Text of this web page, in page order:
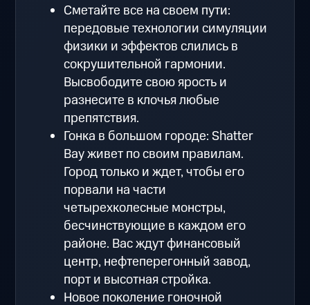
Сметайте все на своем пути:
передовые технологии симуляции
физики и эффектов слились в
сокрушительной гармонии.
Высвободите свою ярость и
разнесите в клочья любые
препятствия.
Гонка в большом городе: Shatter
Bay живет по своим правилам.
Город только и ждет, чтобы его
порвали на части
четырехколесные монстры,
бесчинствующие в каждом его
районе. Вас ждут финансовый
центр, нефтеперегонный завод,
порт и высотная стройка.
Новое поколение гоночной